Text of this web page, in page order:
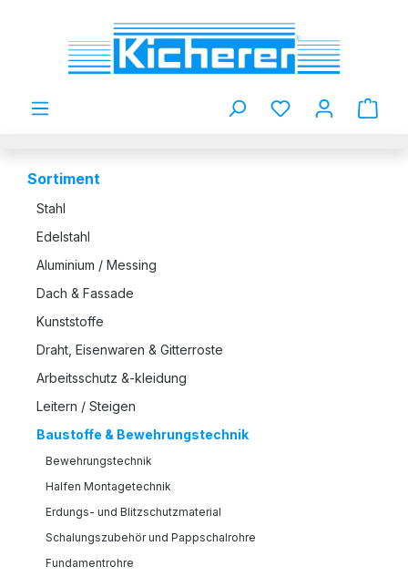
Zum Hauptinhalt springen
Du hast 0
Sortiment
Stahl
Edelstahl
Aluminium / Messing
Dach & Fassade
Kunststoffe
Draht, Eisenwaren & Gitterroste
Arbeitsschutz &-kleidung
Leitern / Steigen
Baustoffe & Bewehrungstechnik
Bewehrungstechnik
Halfen Montagetechnik
Erdungs- und Blitzschutzmaterial
Schalungszubehör und Pappschalrohre
Fundamentrohre